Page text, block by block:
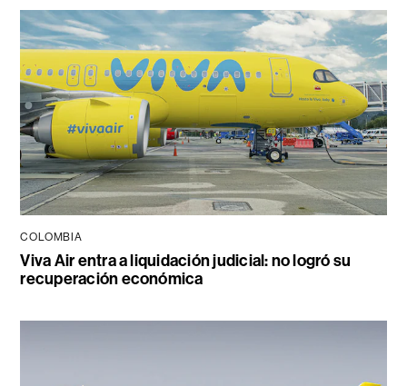
COLOMBIA
Viva Air entra a liquidación judicial: no logró su
recuperación económica